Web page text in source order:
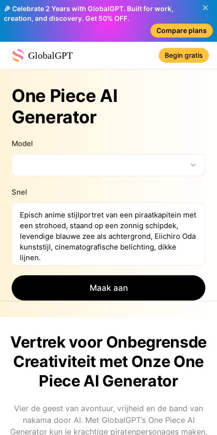
🎉 Celebrate 2 Years with GlobalGPT. Built for work,
creation, and discovery. Get 50% OFF.
Compare plans
GlobalGPT Begin gratis
One Piece AI
Generator
Model
Snel
Maak aan
Vertrek voor Onbegrensde
Creativiteit met Onze One
Piece AI Generator
Vier de geest van avontuur, vrijheid en de band van
nakama door AI. Met GlobalGPT’s One Piece AI
Generator kun je krachtige piratenpersonages maken,